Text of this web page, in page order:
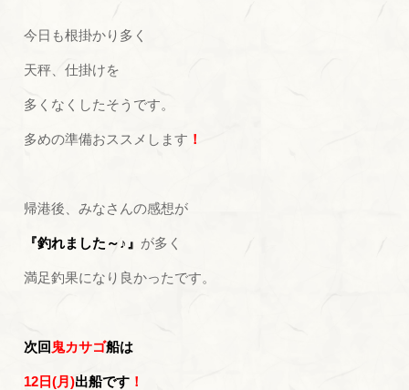
今日も根掛かり多く
天秤、仕掛けを
多くなくしたそうです。
多めの準備おススメします ！
帰港後、みなさんの感想が
『釣れました～♪』 が多く
満足釣果になり良かったです。
次回 鬼カサゴ船は
12日(月)出船です ！